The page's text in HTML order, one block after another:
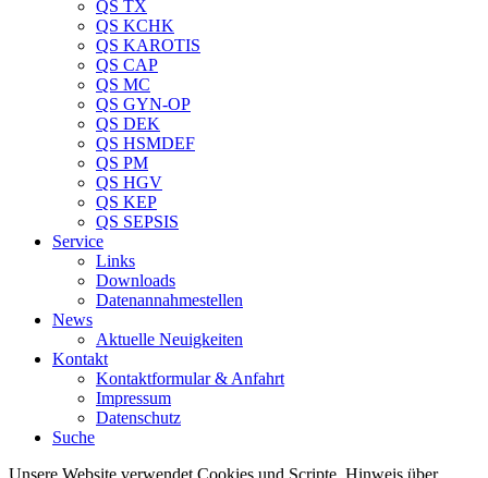
QS TX
QS KCHK
QS KAROTIS
QS CAP
QS MC
QS GYN-OP
QS DEK
QS HSMDEF
QS PM
QS HGV
QS KEP
QS SEPSIS
Service
Links
Downloads
Datenannahmestellen
News
Aktuelle Neuigkeiten
Kontakt
Kontaktformular & Anfahrt
Impressum
Datenschutz
Suche
Unsere Website verwendet Cookies und Scripte. Hinweis über